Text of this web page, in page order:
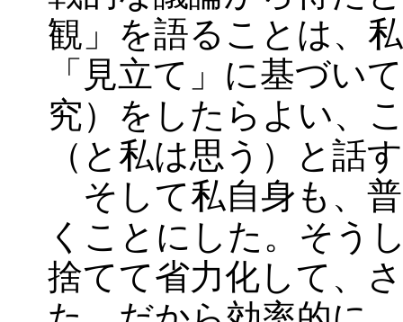
観」を語ることは、
「見立て」に基づい
究）をしたらよい、
（と私は思う）と話
そして私自身も、
くことにした。そう
捨てて省力化して、